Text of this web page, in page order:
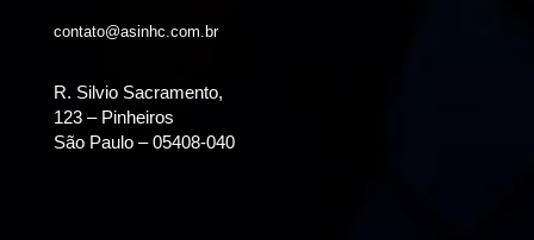
contato@asinhc.com.br
R. Silvio Sacramento,
123 – Pinheiros
São Paulo – 05408-040